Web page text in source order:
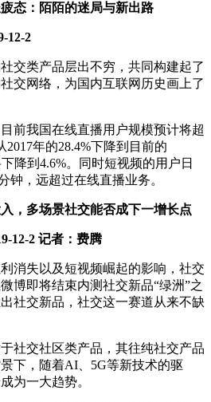
：陌陌的迷局与新出路
12-2
类产品层出不穷，共同构建起了
交网络，为国内互联网历史画上了
我国在线直播用户规模预计将超
年的28.4%下降到目前的
降到4.6%。同时短视频的用户日
钟，远超过在线直播业务。
多场景社交能否成下一增长点
2 记者：费腾
失以及短视频崛起的影响，社交
博即将结束内测社交新品“绿洲”之
社交新品，社交这一赛道从来不缺
交社区类产品，其往纯社交产品
下，随着AI、5G等新技术的驱
为一大趋势。